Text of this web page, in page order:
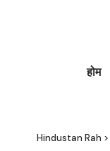
होम
Hindustan Rah >